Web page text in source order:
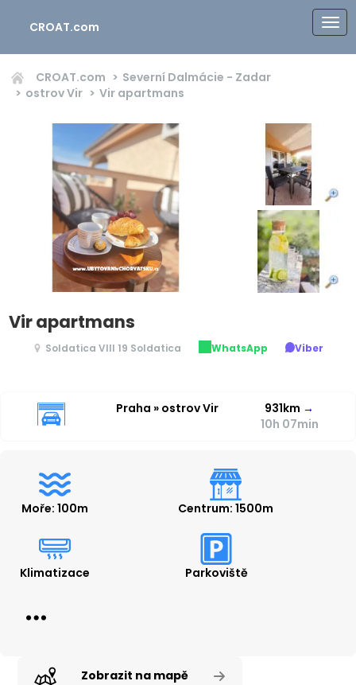
CROAT.com
CROAT.com
Severní Dalmácie - Zadar
ostrov Vir
Vir apartmans
Vir apartmans
Soldatica VIII 19 Soldatica WhatsApp Viber
Praha » ostrov Vir 931km →
10h 07min
Moře: 100m Centrum: 1500m
Klimatizace Parkoviště
Zobrazit na mapě